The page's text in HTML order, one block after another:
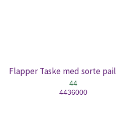
Flapper Taske med sorte
44
4436000